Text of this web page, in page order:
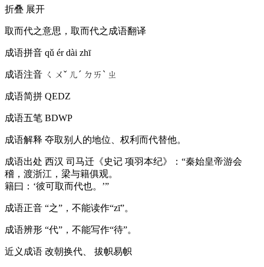
折叠 展开
取而代之意思，取而代之成语翻译
成语拼音 qǔ ér dài zhī
成语注音 ㄑㄨˇ ㄦˊ ㄉㄞˋ ㄓ
成语简拼 QEDZ
成语五笔 BDWP
成语解释 夺取别人的地位、权利而代替他。
成语出处 西汉 司马迁《史记 项羽本纪》：“秦始皇帝游会
稽，渡浙江，梁与籍俱观。
籍曰：‘彼可取而代也。’”
成语正音 “之”，不能读作“zī”。
成语辨形 “代”，不能写作“待”。
近义成语 改朝换代、 拔帜易帜